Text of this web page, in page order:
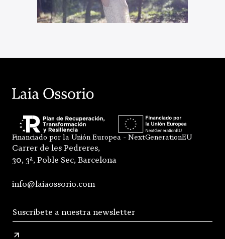
Financiado por la Unión Europea - NextGenerationEU
Carrer de les Pedreres,
30, 3ª, Poble Sec, Barcelona
info@laiaossorio.com